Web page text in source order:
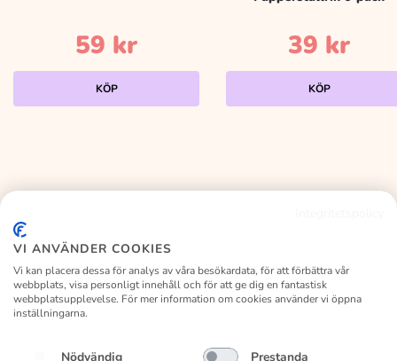
59 kr
KÖP
39 kr
KÖP
VI ANVÄNDER COOKIES
Vi kan placera dessa för analys av våra besökardata, för att förbättra vår
webbplats, visa personligt innehåll och för att ge dig en fantastisk
webbplatsupplevelse. För mer information om cookies använder vi öppna
inställningarna.
Nödvändig Prestanda